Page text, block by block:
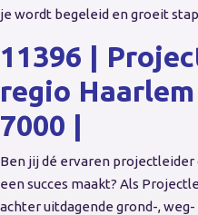
je wordt begeleid en groeit
11396 |
regio
7000 |
Ben jij dé ervaren
een succes maakt? Als
achter uitdagende grond-,